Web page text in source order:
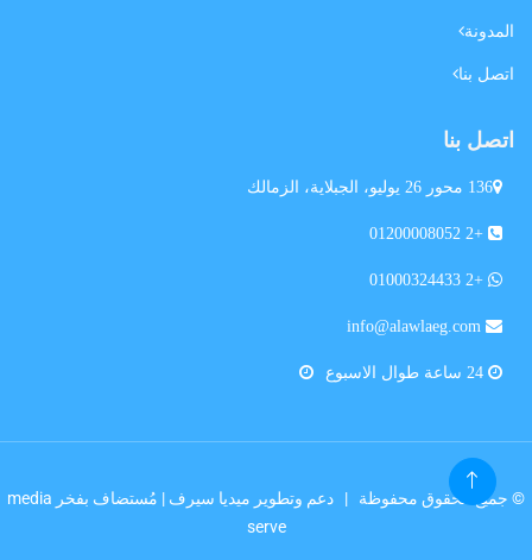
المدونة
اتصل بنا
اتصل بنا
136 محور 26 يوليو، الجبلاية، الزمالك
+2 01200008052
+2 01000324433
© جميع الحقوق محفوظة | دعم وتطوير ميديا سيرف | مُستضاف بفخر media
serve